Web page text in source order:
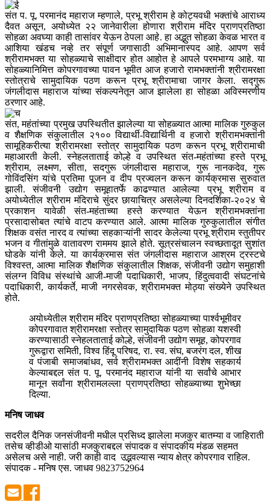
संत प. पू. परमानंद महाराज म्हणाले, प्रभू श्रीराम हे कोट्यवधी भक्तांचे आराध्य
दैवत असून, अयोध्येत २२ जानेवारीला होणारा श्रीराम मंदिर प्राणप्रतिष्ठा
सोहळा अवघ्या काही तासांवर येऊन ठेपला आहे. हा अद्भुत सोहळा केवळ भारत व
आशिया खंडच नव्हे तर संपूर्ण जगासाठी अभिमानास्पद आहे. आपण सर्व
श्रीरामभक्त या सोहळ्याचे साक्षीदार होत आहोत हे आपले परमभाग्य आहे. या
सोहळ्यानिमित्त कोपरगावच्या पावन भूमीत आज हजारो रामभक्तांनी श्रीरामरक्षा
स्तोत्राचे सामुदायिक पठण करून प्रभू श्रीरामाचा जागर केला. सद्गुरू
जंगलीदास महाराज यांच्या संकल्पनेतून आज झालेला हा सोहळा अविस्मरणीय
ठरणार आहे.
संत, महंतांच्या प्रमुख उपस्थितीत झालेल्या या सोहळ्यात आत्मा मालिक गुरुकुल
व शैक्षणिक संकुलातील २१०० विद्यार्थी-विद्यार्थिनी व हजारो श्रीरामभक्तांनी
सामूहिकरीत्या श्रीरामरक्षा स्तोत्र सामुदायिक पठण करून प्रभू श्रीरामाची
महाआरती केली. स्नेहलताताई कोल्हे व उपस्थित संत-महंतांच्या हस्ते प्रभू
श्रीराम, लक्ष्मण, सीता, सदगुरू जंगलीदास महाराज, गुरू नानकदेव, गुरू
गोविंदसिंग यांचे प्रतिमा पूजन व दीप प्रज्वलन करून कार्यक्रमास सुरुवात
झाली. संजीवनी उद्योग समूहातर्फे काढण्यात आलेल्या प्रभू श्रीराम व
अयोध्येतील श्रीराम मंदिराचे सुंदर छायाचित्र असलेल्या दिनदर्शिका-२०२४ चे
प्रकाशन यावेळी संत-महंताच्या हस्ते करण्यात येऊन श्रीरामभक्तांना
प्रसादासोबत त्यांचे वाटप करण्यात आले. आत्मा मालिक गुरुकुलातील संगीत
शिक्षक वसंत नारद व त्यांच्या सहकाऱ्यांनी सादर केलेल्या प्रभू श्रीराम स्तुतीपर
भजन व गीतांमुळे वातावरण राममय झाले होते. सूत्रसंचालन स्वच्छतादूत सुशांत
घोडके यांनी केले. या कार्यक्रमास संत जंगलीदास महाराज आश्रम ट्रस्टचे
विश्वस्त, आत्मा मालिक शैक्षणिक संकुलातील शिक्षक, संजीवनी उद्योग समुहाशी
संलग्न विविध संस्थांचे आजी-माजी पदाधिकारी, भाजप, हिंदुत्ववादी संघटनांचे
पदाधिकारी, कार्यकर्ते, माजी नगरसेवक, श्रीरामभक्त मोठ्या संख्येने उपस्थित
होते.
अयोध्येतील श्रीराम मंदिर प्राणप्रतिष्ठा सोहळ्याच्या पार्श्वभूमीवर
कोपरगावात श्रीरामरक्षा स्तोत्र सामुदायिक पठण सोहळा यशस्वी
करण्यासाठी स्नेहलताताई कोल्हे, संजीवनी उद्योग समूह, कोपरगाव
गुरूद्वारा समिती, विश्व हिंदू परिषद, रा. स्व. संघ, बजरंग दल, शीख
व पंजाबी समाजबांधव, सर्व श्रीरामभक्त आदींनी विशेष सहकार्य
केल्याबद्दल संत प. पू. परमानंद महाराज यांनी या सर्वांचे आभार
मानून सर्वांना श्रीरामलल्ला प्राणप्रतिष्ठा सोहळ्याच्या शुभेच्छा
दिल्या.
मनिष जाधव
सदरील दैनिक जनसंजीवनी मधील प्रसिध्द झालेला मजकुर बातम्या व जाहिराती
तसेच व्हीडीओ यासांठी मजकुराबद्दल संपादक व संपादकीय मंडळ सहमत
असेलच असे नाही. जरी काही वाद उद्भवल्यास न्याय क्षेत्र कोपरगाव राहिल.
संपादक - मनिष एस. जाधव 9823752964